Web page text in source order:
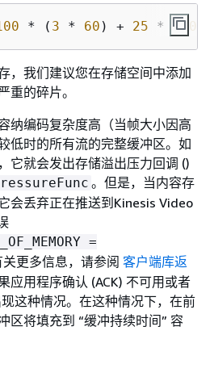
* ( 3 * 60 ) + 25 * 10000
，我们建议您在存储空间中添加
重的碎片。
纳编码复杂度高（当帧大小因高
低时的所有流的完整缓冲区。如
它就会发出存储溢出压力回调 ()
。但是，当内容存
会丢弃正在推送到Kinesis Video
=
关更多信息，请参阅 客户端库返
应用程序确认 (ACK) 不可用或者
这种情况。在这种情况下，在前
区将填充到 “缓冲持续时间” 容